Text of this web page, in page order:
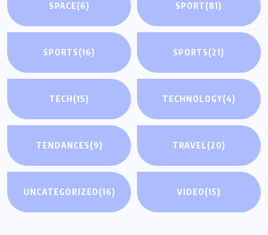
SPACE(6) SPORT(81)
SPORTS(16) SPORTS(21)
TECH(15) TECHNOLOGY(4)
TENDANCES(9) TRAVEL(20)
UNCATEGORIZED(16) VIDEO(15)